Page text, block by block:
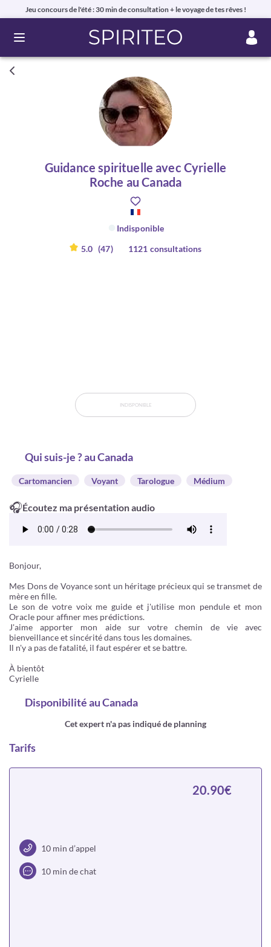
Jeu concours de l'été : 30 min de consultation + le voyage de tes rêves !
Ouvrir le menu
Guidance spirituelle avec Cyrielle
Roche au Canada
Indisponible
5.0 (47) 1121 consultations
INDISPONIBLE
Qui suis-je ? au Canada
Cartomancien Voyant Tarologue Médium
🎧Écoutez ma présentation audio
Bonjour,
Mes Dons de Voyance sont un héritage précieux qui se transmet de
mère en fille.
Le son de votre voix me guide et j'utilise mon pendule et mon
Oracle pour affiner mes prédictions.
J'aime apporter mon aide sur votre chemin de vie avec
bienveillance et sincérité dans tous les domaines.
Il n'y a pas de fatalité, il faut espérer et se battre.
À bientôt
Cyrielle
Disponibilitéau Canada
Cet expert n'a pas indiqué de planning
Tarifs
10 min d’appel
10 min de chat
20.90€